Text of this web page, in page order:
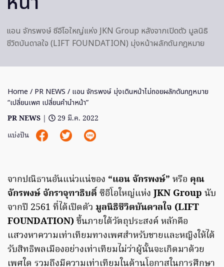
แอน จักรพงษ์ ซีอีโอใหญ่แห่ง JKN Group หลังจากเปิดตัว มูลนิธิ
ชีวิตบันดาลใจ (LIFT FOUNDATION) มุ่งหน้าผลักดันกฎหมาย
Home / PR NEWS / แอน จักรพงษ์ มุ่งเดินหน้าไม่ถอยผลักดันกฏหมาย
“เปลี่ยนเพศ เปลี่ยนคำนำหน้า”
PR NEWS |
29 มี.ค. 2022
แบ่งปัน
จากปณิธานอันแน่วแน่ของ “แอน จักรพงษ์” หรือ คุณ
จักรพงษ์ จักราจุฑาธิบดิ์ ซีอีโอใหญ่แห่งJKN Group นับ
จากปี 2561 ที่ได้เปิดตัว มูลนิธิชีวิตบันดาลใจ (LIFT
FOUNDATION)ขึ้นภายใต้วัตถุประสงค์ หลักคือ
แสวงหาความเท่าเทียมทางเพศสำหรับชายและหญิงให้ได้
รับสิทธิพลเมืองอย่างเท่าเทียมไม่ว่าผู้นั้นจะเกิดมาด้วย
เพศใด รวมถึงมีความเท่าเทียมในด้านโอกาสในการศึกษา